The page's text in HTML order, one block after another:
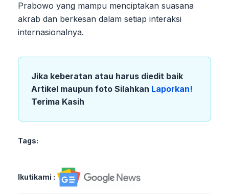
Prabowo yang mampu menciptakan suasana
akrab dan berkesan dalam setiap interaksi
internasionalnya.
Jika keberatan atau harus diedit baik
Artikel maupun foto Silahkan Laporkan!
Terima Kasih
Tags:
Ikutikami :